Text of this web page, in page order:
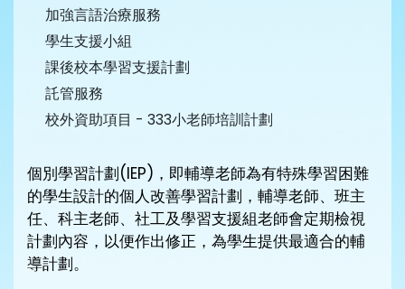
加強言語治療服務
學生支援小組
課後校本學習支援計劃
託管服務
校外資助項目 - 333小老師培訓計劃
個別學習計劃(IEP)，即輔導老師為有特殊學習困難
的學生設計的個人改善學習計劃，輔導老師、班主
任、科主老師、社工及學習支援組老師會定期檢視
計劃內容，以便作出修正，為學生提供最適合的輔
導計劃。